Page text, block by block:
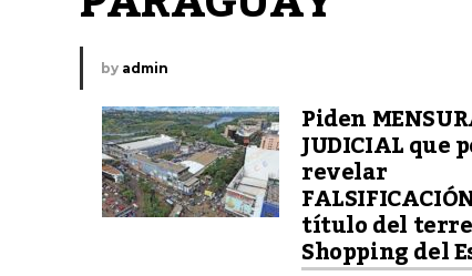
by admin
Piden
JUDICIAL que
revelar
título del
Shopping del